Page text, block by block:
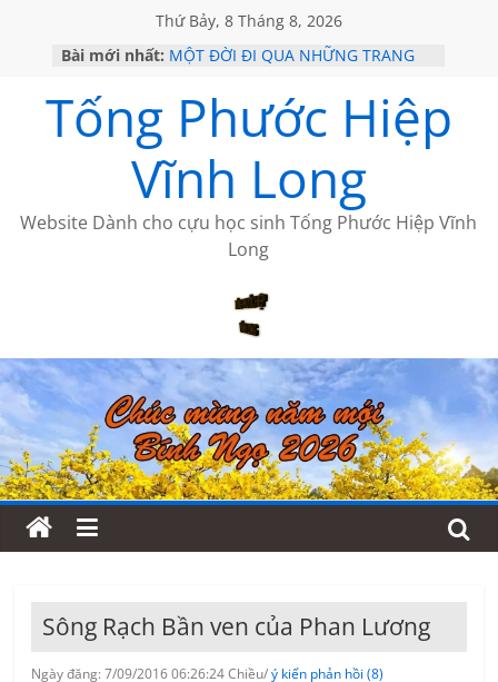
Thứ Bảy, 8 Tháng 8, 2026
Bài mới nhất: MỘT ĐỜI ĐI QUA NHỮNG TRANG
KHÔNG ĐỀ 19 CỦA THÁI LÃO
CHÙM THƠ CỦA BÍCH HÀ
GIÃ TỪ ĐÀ LẠT của ANTH ĐOÀN
HỌC SỬ HỒI XƯA
Tống Phước Hiệp
Vĩnh Long
Website Dành cho cựu học sinh Tống Phước Hiệp Vĩnh
Long
Sông Rạch Bần ven của Phan Lương
Ngày đăng: 7/09/2016 06:26:24 Chiều/ý kiến phản hồi (8)